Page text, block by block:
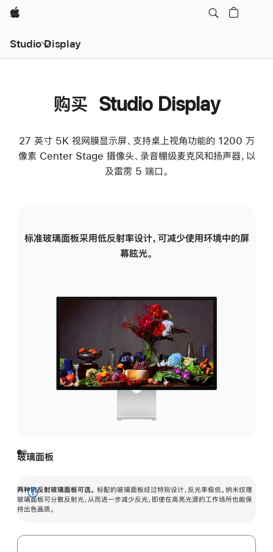
Apple
Studio Display
购买 Studio Display
27 英寸 5K 视网膜显示屏、支持桌上视角功能的 1200 万
像素 Center Stage 摄像头、录音棚级麦克风和扬声器，以
及雷雳 5 端口。
标准玻璃面板采用低反射率设计，可减少使用环境中的屏
幕眩光。
玻璃面板
两种抗反射玻璃面板可选。 标配的玻璃面板经过特别设计，反光率极低。纳米纹理
玻璃面板可分散反射光，从而进一步减少反光，即使在高亮光源的工作场所也能保
持出色画质。
展
开